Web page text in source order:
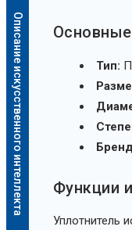
Описание искусственного интеллекта
Основные
Тип:
Функции
Уплотнитель